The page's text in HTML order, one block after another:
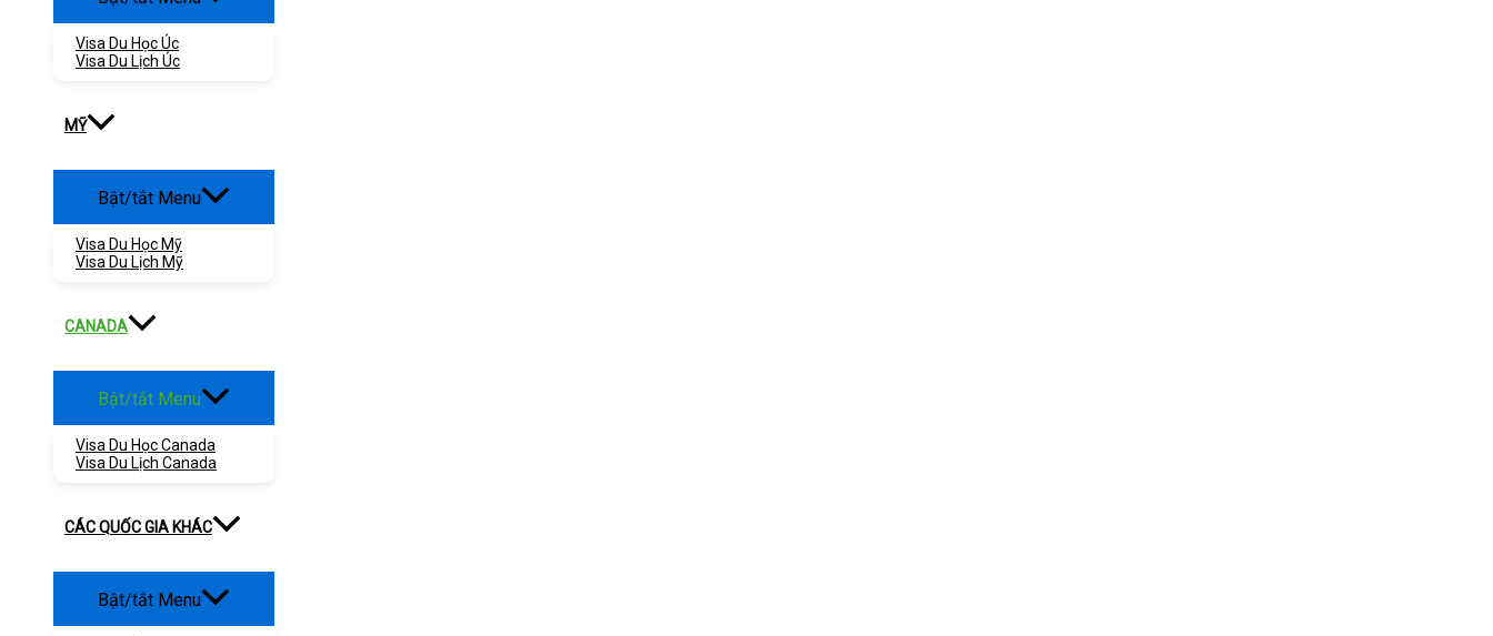
Visa Du Học Úc
Visa Du Lịch Úc
MỸ
Bật/tắt Menu
Visa Du Học Mỹ
Visa Du Lịch Mỹ
CANADA
Bật/tắt Menu
Visa Du Học Canada
Visa Du Lịch Canada
CÁC QUỐC GIA KHÁC
Bật/tắt Menu